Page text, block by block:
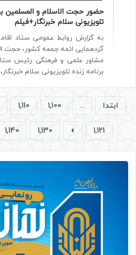
حضور حجت الاسلام و المسلمین
تلویزیونی سلام خبرنگار+فیلم
به گزارش روابط عمومی ستاد
گردهمایی ائمه جمعه کشور، حجت
مشاور علمی و فرهنگی رئیس
برنامه زنده تلویزیونی سلام
ابتدا ...
1,100
1,110
1,121
»
1,130
1,140